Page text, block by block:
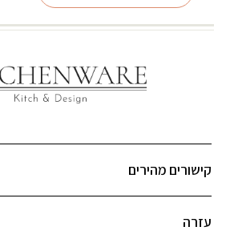
קישורים מהירים
עזרה